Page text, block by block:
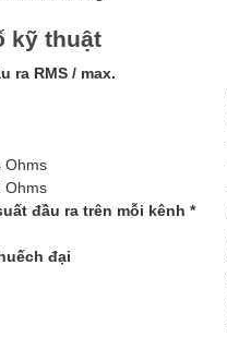
kỹ thuật
ra RMS / max.
Ohms
Ohms
đầu ra trên mỗi kênh *
đại